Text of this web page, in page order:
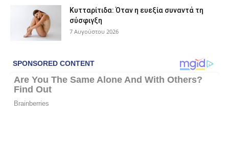
Κυτταρίτιδα: Όταν η ευεξία συναντά τη
σύσφιγξη
7 Αυγούστου 2026